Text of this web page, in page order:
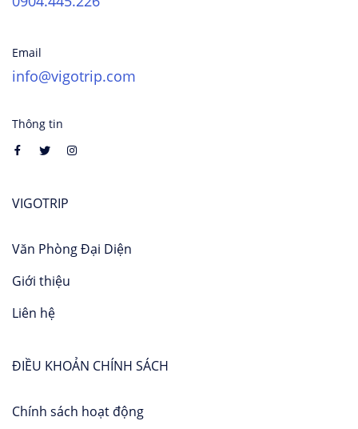
Email
info@vigotrip.com
Thông tin
VIGOTRIP
Văn Phòng Đại Diện
Giới thiệu
Liên hệ
ĐIỀU KHOẢN CHÍNH SÁCH
Chính sách hoạt động